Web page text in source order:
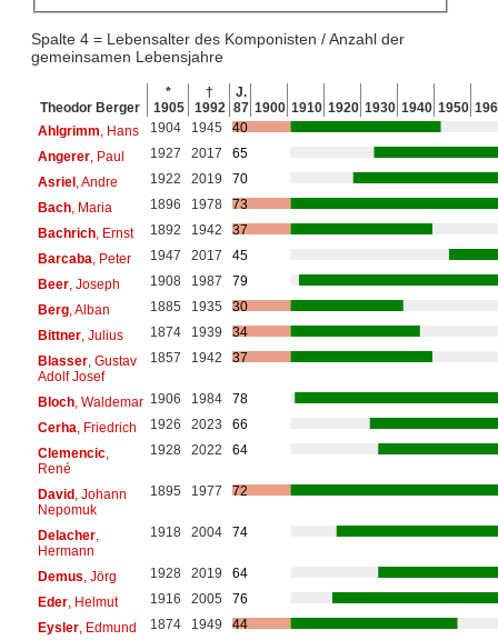
Spalte 4 = Lebensalter des Komponisten / Anzahl der
gemeinsamen Lebensjahre
Theodor Berger
*
1905
†
1992
J.
87 1900 1910 1920 1930 1940 1950
Ahlgrimm , Hans 1904 1945
40
Angerer, Paul 1927 2017
65
Asriel, Andre 1922 2019
70
Bach, Maria 1896 1978
73
Bachrich, Ernst 1892 1942
37
Barcaba , Peter 1947 2017
45
Beer, Joseph 1908 1987
79
Berg, Alban 1885 1935
30
Bittner, Julius 1874 1939
34
Blasser, Gustav
Adolf Josef
1857 1942 37
Bloch, Waldemar 1906 1984
78
Cerha , Friedrich 1926 2023
66
Clemencic,
René
1928 2022 64
David, Johann
Nepomuk
1895 1977 72
Delacher,
Hermann
1918 2004 74
Demus , Jörg 1928 2019
64
Eder, Helmut 1916 2005
76
Eysler, Edmund 1874 1949
44